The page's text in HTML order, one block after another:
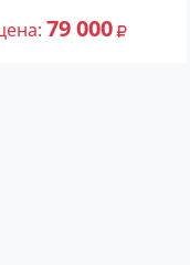
79 000